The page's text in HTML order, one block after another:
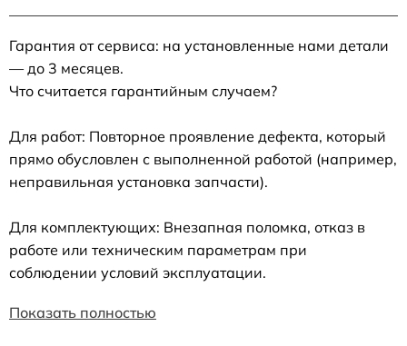
Гарантия от сервиса: на установленные нами детали
— до 3 месяцев.
Что считается гарантийным случаем?
Для работ: Повторное проявление дефекта, который
прямо обусловлен с выполненной работой (например,
неправильная установка запчасти).
Для комплектующих: Внезапная поломка, отказ в
работе или техническим параметрам при
соблюдении условий эксплуатации.
Показать полностью